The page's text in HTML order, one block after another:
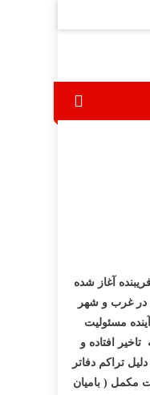
آغاز شده
در غرب و شهر
مسئولیت
افتاده و
تراکم دفاتر
مکمل ( بامیان